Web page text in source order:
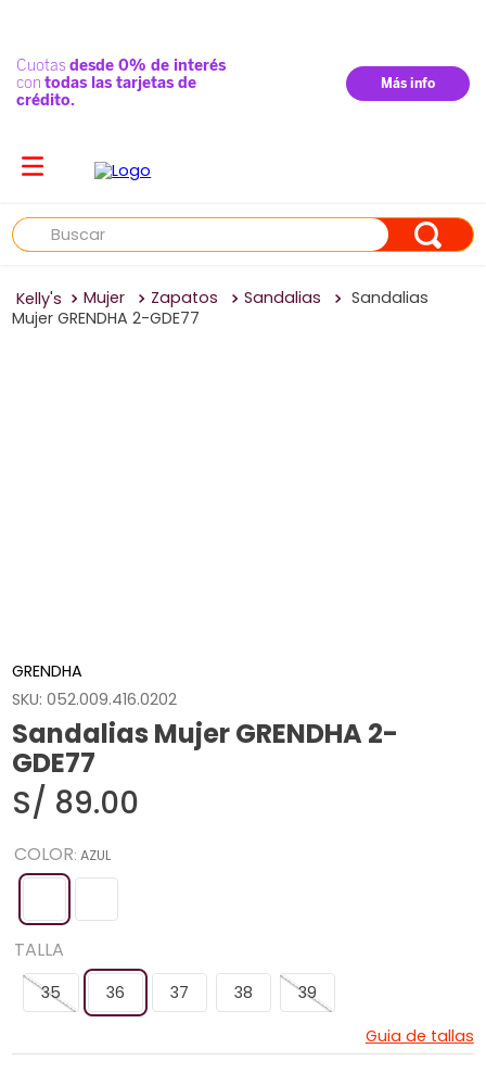
Buscar
Mujer Zapatos Sandalias
Sandalias
Mujer GRENDHA 2-GDE77
GRENDHA
SKU:052.009.416.0202
Sandalias Mujer GRENDHA 2-
GDE77
S/ 89.00
COLOR: AZUL
TALLA
35 36 37 38
39
Guia de tallas